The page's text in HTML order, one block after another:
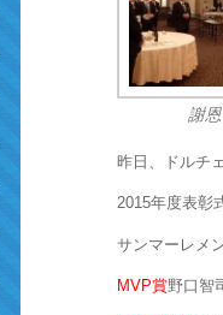
謝
昨日、ドルチ
2015年度表彰
サンマーレメ
MVP賞野口智